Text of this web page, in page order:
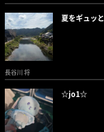
夏をギュッと
長谷川 将
☆jo1☆